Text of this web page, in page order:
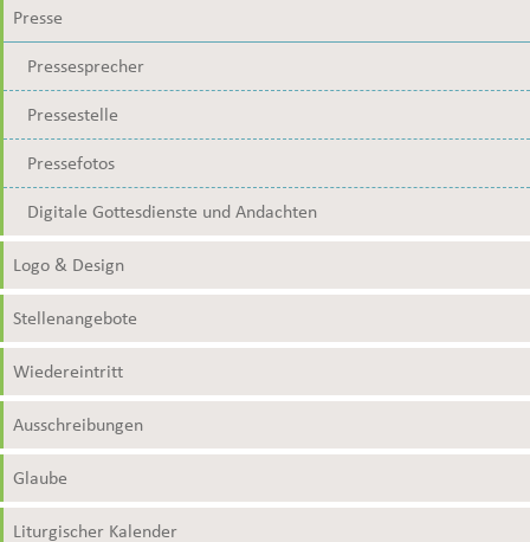
Presse
Pressesprecher
Pressestelle
Pressefotos
Digitale Gottesdienste und Andachten
Logo & Design
Stellenangebote
Wiedereintritt
Ausschreibungen
Glaube
Liturgischer Kalender